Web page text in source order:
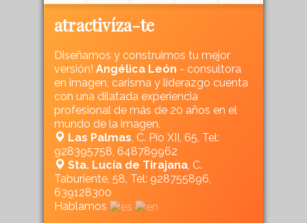
atractivíza-te
Diseñamos y construimos tu mejor
versión! Angélica León - consultora
en imagen, carisma y liderazgo cuenta
con una dilatada experiencia
profesional de más de 20 años en el
mundo de la imagen.
Las Palmas , C. Pío XII, 65, Tel:
928395758, 648789962
Sta. Lucía de Tirajana , C.
Taburiente, 58, Tel: 928755896,
639128300
Hablamos